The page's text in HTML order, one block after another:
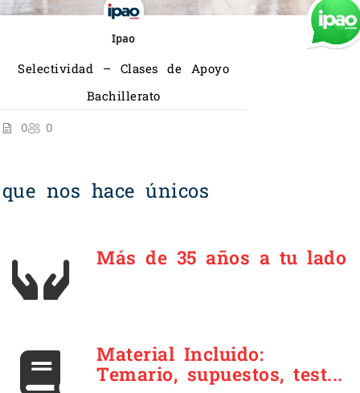
Ipao
Selectividad – Clases de Apoyo
Bachillerato
0
0
nos hace únicos
Más de 35 años a tu lado
Material Incluido:
Temario, supuestos, test...